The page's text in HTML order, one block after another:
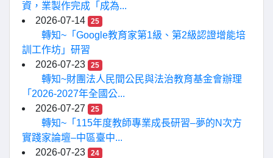
資，業製作完成「成為...
2026-07-14
25
轉知~「Google教育家第1級、第2級認證增能培
訓工作坊」研習
2026-07-23
25
轉知~財團法人民間公民與法治教育基金會辦理
「2026-2027年全國公...
2026-07-27
25
轉知~「115年度教師專業成長研習–夢的N次方
實踐家論壇–中區臺中...
2026-07-23
24